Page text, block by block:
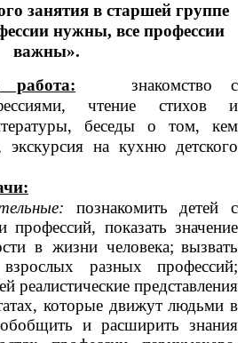
занятия в старшей группе
нужны, все профессии
важны».
работа: знакомство с
чтение стихов и
беседы о том, кем
экскурсия на кухню детского
познакомить детей с
профессий, показать значение
в жизни человека; вызвать
разных профессий;
реалистические представления
которые движут людьми в
и расширить знания